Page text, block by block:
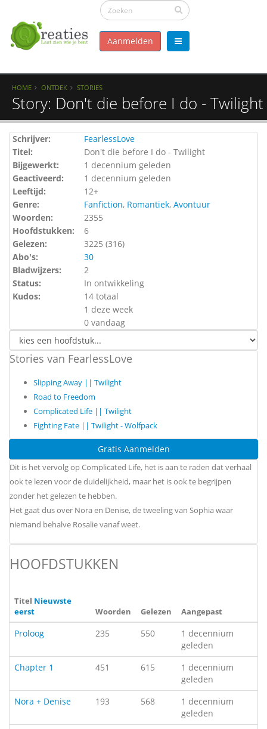
Aanmelden
HOME ONTDEK STORIES
Story: Don't die before I do - Twilight
Schrijver:
FearlessLove
Titel:
Don't die before I do - Twilight
Bijgewerkt:
1 decennium geleden
Geactiveerd:
1 decennium geleden
Leeftijd:
12+
Genre:
Fanfiction, Romantiek, Avontuur
Woorden:
2355
Hoofdstukken:
6
Gelezen:
3225 (316)
Abo's:
30
Bladwijzers:
2
Status:
In ontwikkeling
Kudos:
14 totaal
1 deze week
0 vandaag
Stories van FearlessLove
Slipping Away || Twilight
Road to Freedom
Complicated Life || Twilight
Fighting Fate || Twilight - Wolfpack
Gratis Aanmelden
Dit is het vervolg op Complicated Life, het is aan te raden dat verhaal
ook te lezen voor de duidelijkheid, maar het is ook te begrijpen
zonder het gelezen te hebben.
Het gaat dus over Nora en Denise, de tweeling van Sophia waar
niemand behalve Rosalie vanaf weet.
HOOFDSTUKKEN
Titel Nieuwste
eerst
Woorden Gelezen Aangepast
Proloog 235 550
1 decennium
geleden
Chapter 1
451 615
1 decennium
geleden
Nora + Denise
193 568
1 decennium
geleden